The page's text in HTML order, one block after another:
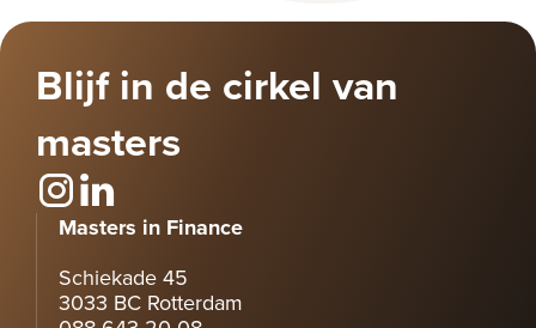
Blijf in de cirkel van
masters
Masters in Finance
Schiekade 45
3033 BC Rotterdam